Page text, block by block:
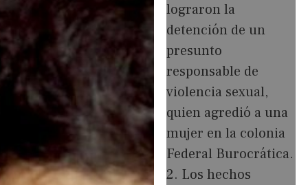
lograron la
detención de un
presunto
responsable de
violencia sexual,
quien agredió a una
mujer en la colonia
Federal Burocrática.
2. Los hechos